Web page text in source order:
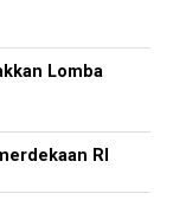
Lomba
RI